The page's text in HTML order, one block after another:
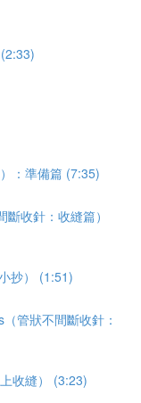
：準備篇 (7:35)
收針：收縫篇）
抄） (1:51)
管狀不間斷收針：
收縫） (3:23)